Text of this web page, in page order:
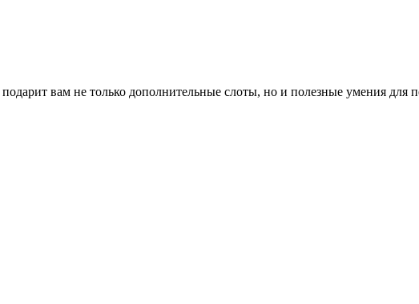
подарит вам не только дополнительные слоты, но и полезные умения для